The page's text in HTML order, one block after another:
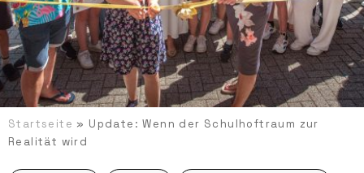
Startseite » Update: Wenn der Schulhoftraum zur
Realität wird